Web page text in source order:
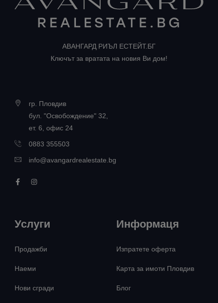
АВАНГАРД РИЪЛ ЕСТЕЙТ.БГ
Ключът за вратата на новия Ви дом!
гр. Пловдив
бул. "Освобождение" 32,
ет. 6, офис 24
0883 355503
info@avangardrealestate.bg
Услуги
Продажби
Наеми
Нови сгради
Информаця
Изпратете оферта
Карта за имоти Пловдив
Блог